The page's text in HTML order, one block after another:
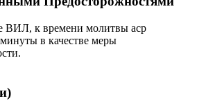
ВИЛ, к времени молитвы аср
в качестве меры